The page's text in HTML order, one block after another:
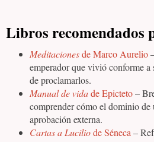
Libros
Meditacionesde Marco Aurelio
emperador que vivió conforme a
de proclamarlos.
Manual de vidade Epicteto–
comprender cómo el dominio de
aprobación externa.
Cartas a Luciliode Séneca –